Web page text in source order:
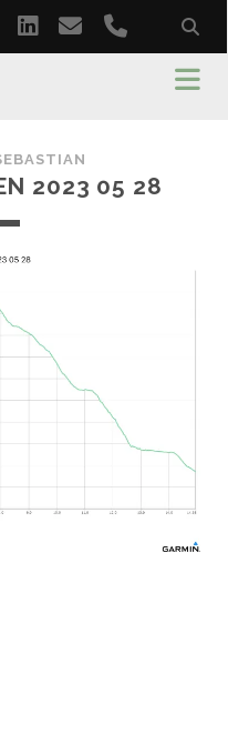
linkedin
emailphone
2023 05 28